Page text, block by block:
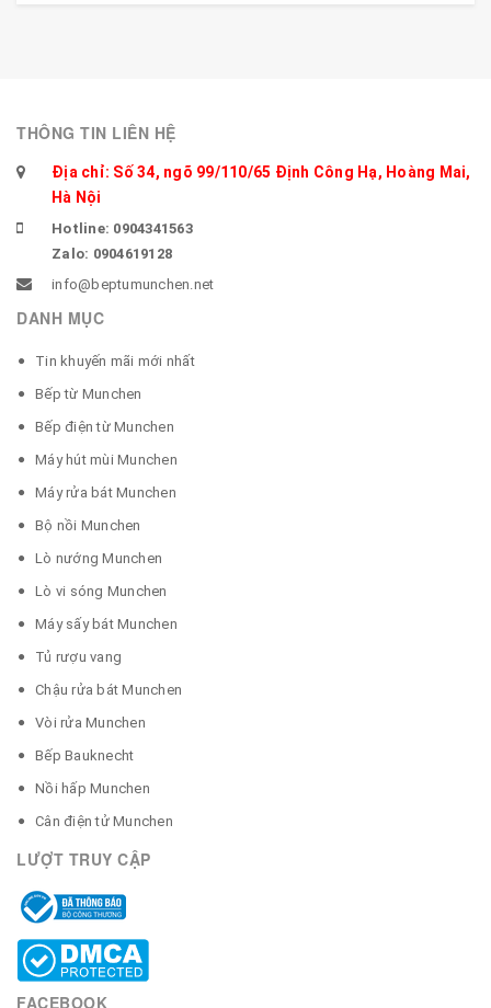
THÔNG TIN LIÊN HỆ
Địa chỉ: Số 34, ngõ 99/110/65 Định Công Hạ, Hoàng Mai,
Hà Nội
Hotline: 0904341563
Zalo: 0904619128
info@beptumunchen.net
DANH MỤC
Tin khuyến mãi mới nhất
Bếp từ Munchen
Bếp điện từ Munchen
Máy hút mùi Munchen
Máy rửa bát Munchen
Bộ nồi Munchen
Lò nướng Munchen
Lò vi sóng Munchen
Máy sấy bát Munchen
Tủ rượu vang
Chậu rửa bát Munchen
Vòi rửa Munchen
Bếp Bauknecht
Nồi hấp Munchen
Cân điện tử Munchen
LƯỢT TRUY CẬP
FACEBOOK